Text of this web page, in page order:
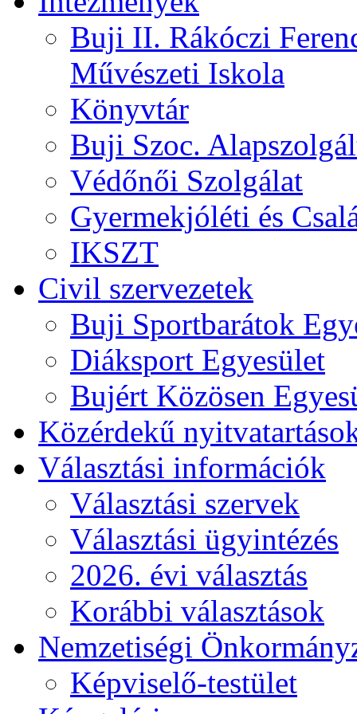
Buji II. Rákóczi
Művészeti Iskola
Könyvtár
Buji Szoc.
Védőnői Szolgálat
Gyermekjóléti és
IKSZT
Civil szervezetek
Buji Sportbarátok
Diáksport Egyesület
Bujért Közösen
Közérdekű
Választási információk
Választási szervek
Választási ügyintézés
2026. évi választás
Korábbi választások
Nemzetiségi
Képviselő-testület